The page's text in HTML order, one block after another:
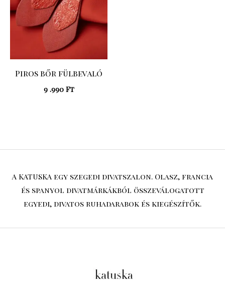
Piros bőr fülbevaló
9 .990 Ft
A KATUSKA egy szegedi divatszalon. Olasz, francia
és spanyol divatmárkákból összeválogatott
egyedi, divatos ruhadarabok és kiegészítők.